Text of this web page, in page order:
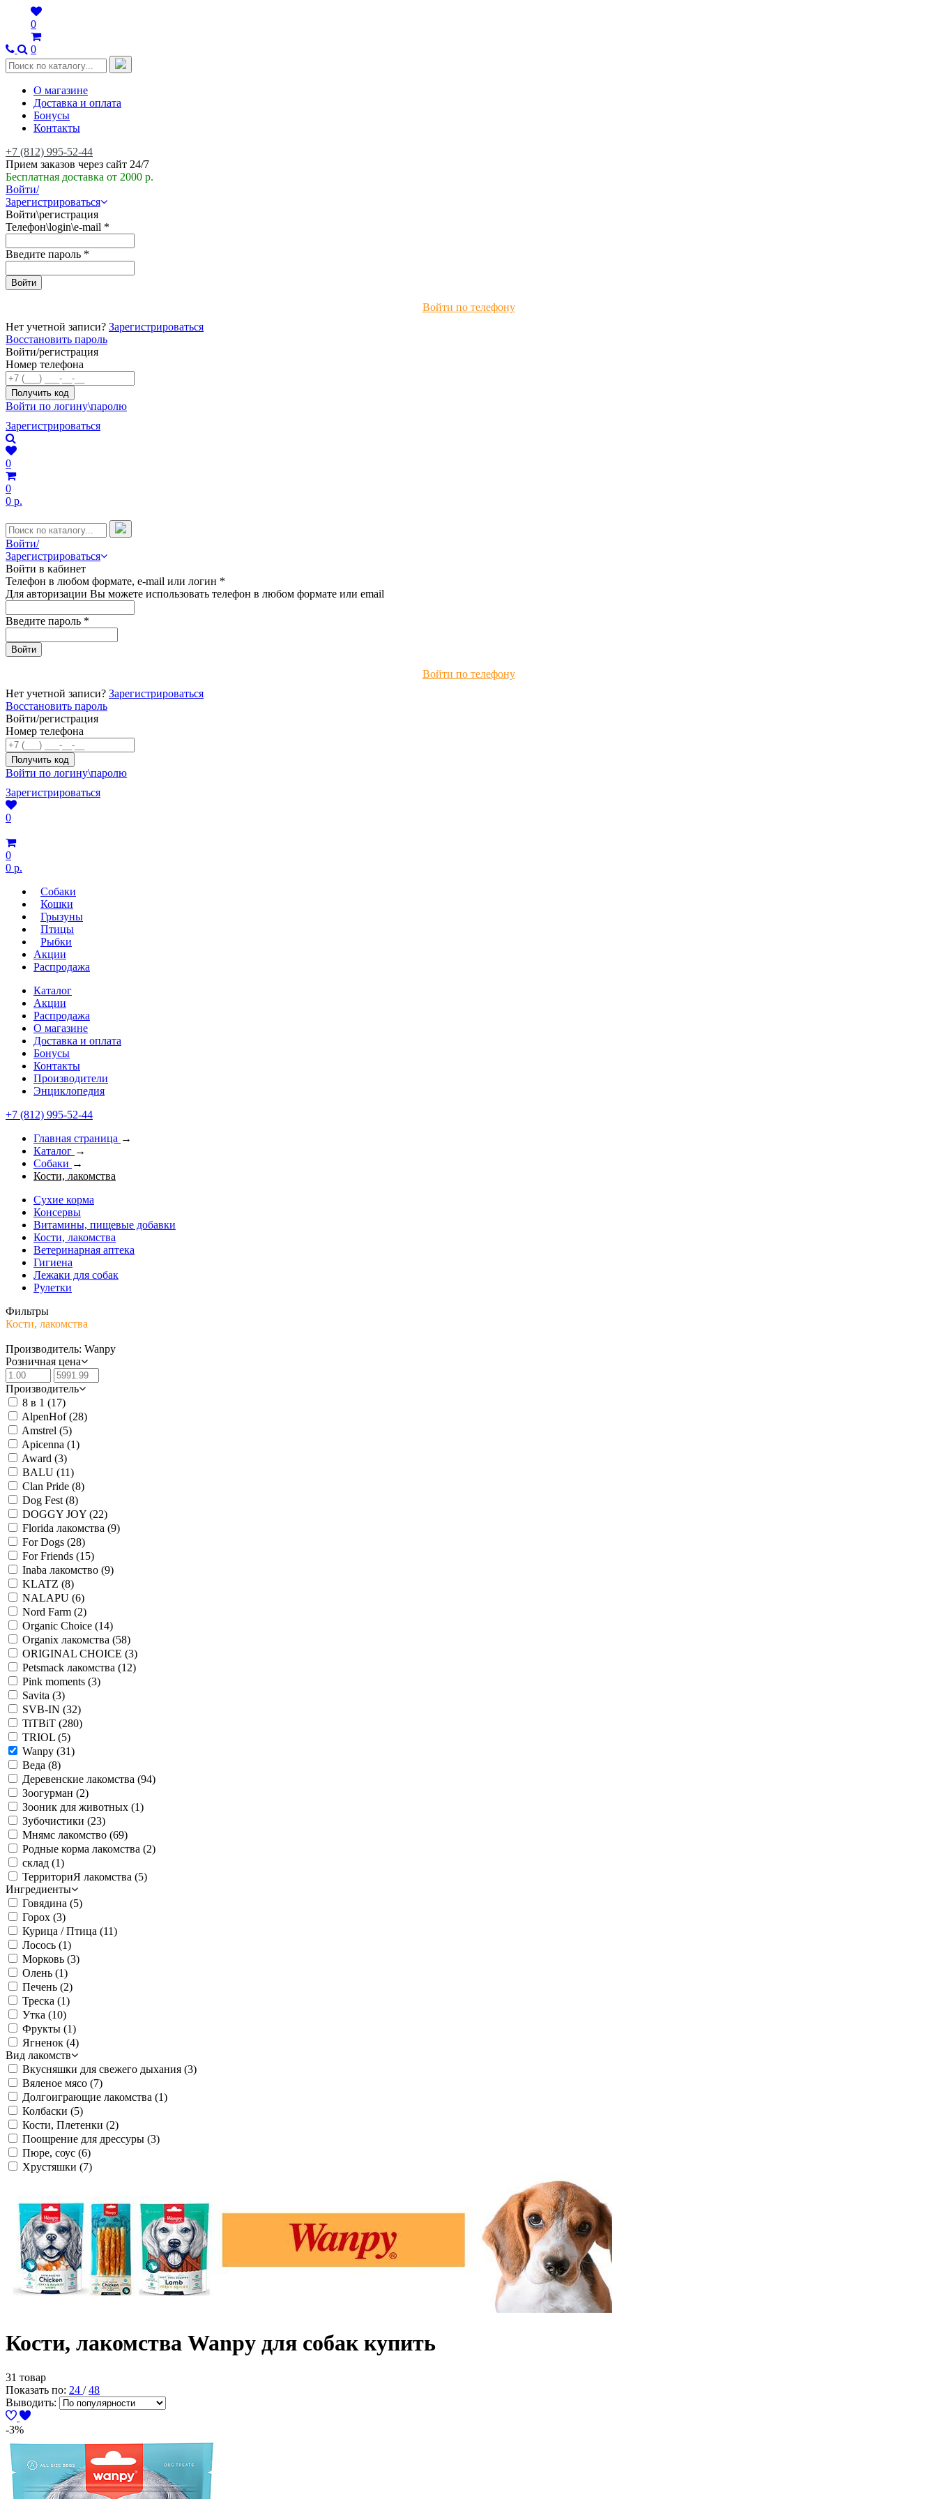
0
0
О магазине
Доставка и оплата
Бонусы
Контакты
+7 (812) 995-52-44
Прием заказов через сайт 24/7
Бесплатная доставка от 2000 р.
Войти/
Зарегистрироваться
Войти\регистрация
Телефон\login\e-mail *
Введите пароль *
Войти по телефону
Нет учетной записи? Зарегистрироваться
Восстановить пароль
Войти/регистрация
Номер телефона
Войти по логину\паролю
Зарегистрироваться
0
0
0 р.
Войти/
Зарегистрироваться
Войти в кабинет
Телефон в любом формате, e-mail или логин *
Для авторизации Вы можете использовать телефон в любом формате или email
Введите пароль *
Войти по телефону
Нет учетной записи? Зарегистрироваться
Восстановить пароль
Войти/регистрация
Номер телефона
Войти по логину\паролю
Зарегистрироваться
0
0
0 р.
Собаки
Кошки
Грызуны
Птицы
Рыбки
Акции
Распродажа
Каталог
Акции
Распродажа
О магазине
Доставка и оплата
Бонусы
Контакты
Производители
Энциклопедия
+7 (812) 995-52-44
Главная страница →
Каталог →
Собаки →
Кости, лакомства
Сухие корма
Консервы
Витамины, пищевые добавки
Кости, лакомства
Ветеринарная аптека
Гигиена
Лежаки для собак
Рулетки
Фильтры
Кости, лакомства
Производитель: Wanpy
Розничная цена
Производитель
8 в 1 (17)
AlpenHof(28)
Amstrel (5)
Apicenna (1)
Award (3)
BALU (11)
Clan Pride (8)
Dog Fest (8)
DOGGY JOY (22)
Florida лакомства (9)
For Dogs (28)
For Friends (15)
Inaba лакомство (9)
KLATZ (8)
NALAPU (6)
Nord Farm (2)
Organic Сhoice (14)
Organix лакомства (58)
ORIGINAL CHOICE (3)
Petsmack лакомства (12)
Pink moments (3)
Savita (3)
SVB-IN (32)
TiTBiT (280)
TRIOL (5)
Wanpy (31)
Веда (8)
Деревенские лакомства (94)
Зоогурман (2)
Зооник для животных (1)
Зубочистики (23)
Мнямс лакомство (69)
Родные корма лакомства (2)
склад (1)
ТерриториЯ лакомства (5)
Ингредиенты
Говядина (5)
Горох (3)
Курица / Птица (11)
Лосось (1)
Морковь (3)
Олень (1)
Печень (2)
Треска (1)
Утка (10)
Фрукты (1)
Ягненок (4)
Вид лакомств
Вкусняшки для свежего дыхания (3)
Вяленое мясо (7)
Долгоиграющие лакомства (1)
Колбаски (5)
Кости, Плетенки (2)
Поощрение для дрессуры (3)
Пюре, соус (6)
Хрустяшки (7)
Кости, лакомства Wanpy для собак купить
31 товар
Показать по: 24 /48
Выводить:
-3%